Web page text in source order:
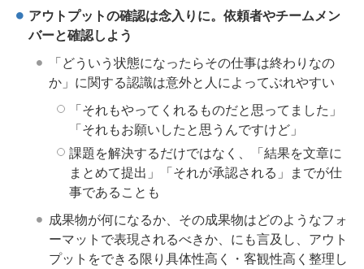
アウトプットの確認は念入りに。依頼者やチームメン
バーと確認しよう
「どういう状態になったらその仕事は終わりなの
か」に関する認識は意外と人によってぶれやすい
「それもやってくれるものだと思ってました」
「それもお願いしたと思うんですけど」
課題を解決するだけではなく、「結果を文章に
まとめて提出」「それが承認される」までが仕
事であることも
成果物が何になるか、その成果物はどのようなフォ
ーマットで表現されるべきか、にも言及し、アウト
プットをできる限り具体性高く・客観性高く整理し